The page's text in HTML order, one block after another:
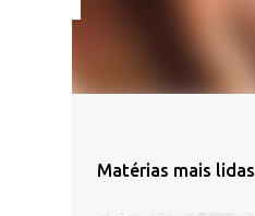
Matérias mais lidas